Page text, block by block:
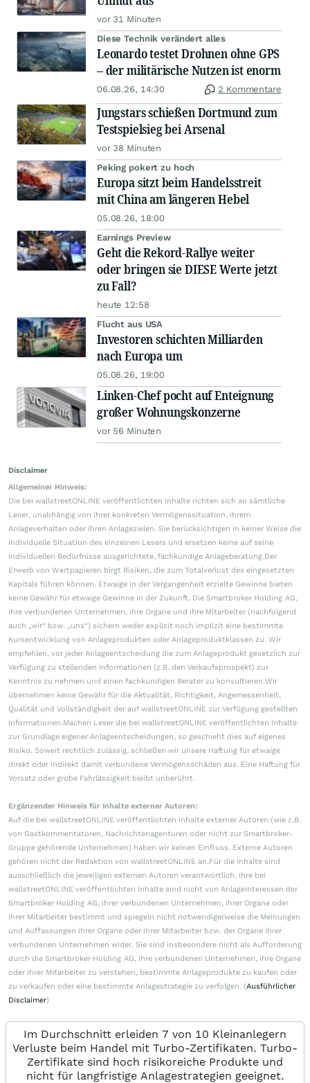
vor 31 Minuten
Diese Technik verändert alles
Leonardo testet Drohnen ohne GPS
– der militärische Nutzen ist enorm
06.08.26, 14:30 2 Kommentare
Jungstars schießen Dortmund zum
Testspielsieg bei Arsenal
vor 38 Minuten
Peking pokert zu hoch
Europa sitzt beim Handelsstreit
mit China am längeren Hebel
05.08.26, 18:00
Earnings Preview
Geht die Rekord-Rallye weiter
oder bringen sie DIESE Werte jetzt
zu Fall?
heute 12:58
Flucht aus USA
Investoren schichten Milliarden
nach Europa um
05.08.26, 19:00
Linken-Chef pocht auf Enteignung
großer Wohnungskonzerne
vor 56 Minuten
Disclaimer
Allgemeiner Hinweis:
Die bei wallstreetONLINE veröffentlichten Inhalte richten sich an sämtliche
Leser, unabhängig von ihrer konkreten Vermögenssituation, ihrem
Anlageverhalten oder ihren Anlagezielen. Sie berücksichtigen in keiner Weise die
individuelle Situation des einzelnen Lesers und ersetzen keine auf seine
individuellen Bedürfnisse ausgerichtete, fachkundige Anlageberatung.Der
Erwerb von Wertpapieren birgt Risiken, die zum Totalverlust des eingesetzten
Kapitals führen können. Etwaige in der Vergangenheit erzielte Gewinne bieten
keine Gewähr für etwaige Gewinne in der Zukunft. Die Smartbroker Holding AG,
ihre verbundenen Unternehmen, ihre Organe und ihre Mitarbeiter (nachfolgend
auch „wir“ bzw. „uns“) sichern weder explizit noch implizit eine bestimmte
Kursentwicklung von Anlageprodukten oder Anlageproduktklassen zu. Wir
empfehlen, vor jeder Anlageentscheidung die zum Anlageprodukt gesetzlich zur
Verfügung zu stellenden Informationen (z.B. den Verkaufsprospekt) zur
Kenntnis zu nehmen und einen fachkundigen Berater zu konsultieren.Wir
übernehmen keine Gewähr für die Aktualität, Richtigkeit, Angemessenheit,
Qualität und Vollständigkeit der auf wallstreetONLINE zur Verfügung gestellten
Informationen.Machen Leser die bei wallstreetONLINE veröffentlichten Inhalte
zur Grundlage eigener Anlageentscheidungen, so geschieht dies auf eigenes
Risiko. Soweit rechtlich zulässig, schließen wir unsere Haftung für etwaige
direkt oder indirekt damit verbundene Vermögensschäden aus. Eine Haftung für
Vorsatz oder grobe Fahrlässigkeit bleibt unberührt.
Ergänzender Hinweis für Inhalte externer Autoren:
Auf die bei wallstreetONLINE veröffentlichten Inhalte externer Autoren (wie z.B.
von Gastkommentatoren, Nachrichtenagenturen oder nicht zur Smartbroker-
Gruppe gehörende Unternehmen) haben wir keinen Einfluss. Externe Autoren
gehören nicht der Redaktion von wallstreetONLINE an.Für die Inhalte sind
ausschließlich die jeweiligen externen Autoren verantwortlich. Ihre bei
wallstreetONLINE veröffentlichten Inhalte sind nicht von Anlageinteressen der
Smartbroker Holding AG, ihrer verbundenen Unternehmen, ihrer Organe oder
ihrer Mitarbeiter bestimmt und spiegeln nicht notwendigerweise die Meinungen
und Auffassungen ihrer Organe oder ihrer Mitarbeiter bzw. der Organe ihrer
verbundenen Unternehmen wider. Sie sind insbesondere nicht als Aufforderung
durch die Smartbroker Holding AG, ihre verbundenen Unternehmen, ihre Organe
oder ihrer Mitarbeiter zu verstehen, bestimmte Anlageprodukte zu kaufen oder
zu verkaufen oder eine bestimmte Anlagestrategie zu verfolgen. (Ausführlicher
Disclaimer)
Im Durchschnitt erleiden 7 von 10 Kleinanlegern
Verluste beim Handel mit Turbo-Zertifikaten. Turbo-
Zertifikate sind hoch risikoreiche Produkte und
nicht für langfristige Anlagestrategien geeignet.